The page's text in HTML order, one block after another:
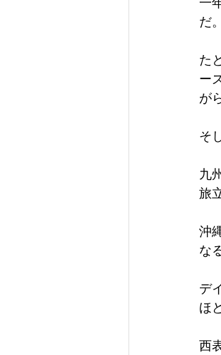
だ
た
ー
が
そ
九
旅
沖
な
デ
ほ
西